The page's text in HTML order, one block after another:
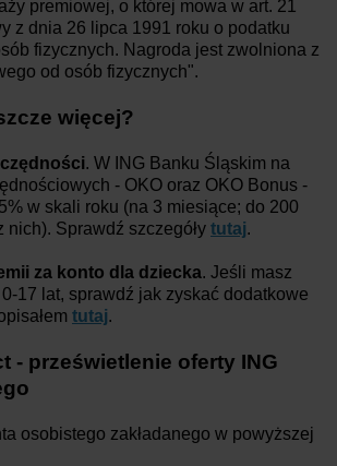
premiowej, o której mowa w art. 21
z dnia 26 lipca 1991 roku o podatku
fizycznych. Nagroda jest zwolniona z
od osób fizycznych".
więcej?
. W ING Banku Śląskim na
- OKO oraz OKO Bonus -
w skali roku (na 3 miesiące; do 200
nich). Sprawdź szczegóły tutaj.
za konto dla dziecka. Jeśli masz
17 lat, sprawdź jak zyskać dodatkowe
tutaj.
- prześwietlenie oferty ING
osobistego zakładanego w powyższej